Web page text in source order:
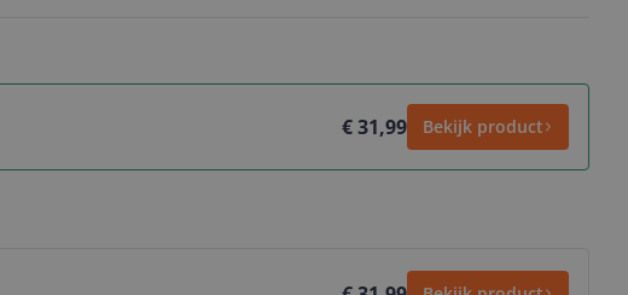
€ 31,99 Bekijk product